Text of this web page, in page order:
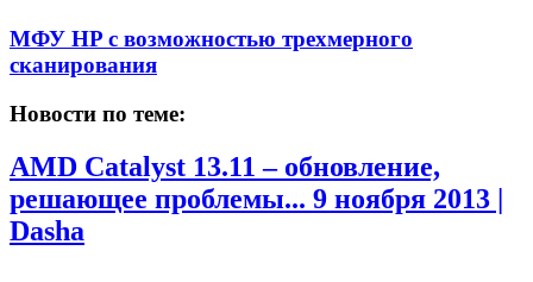
МФУ HP с возможностью трехмерного
сканирования
Новости по теме:
AMD Catalyst 13.11 – обновление,
решающее проблемы... 9 ноября 2013 |
Dasha